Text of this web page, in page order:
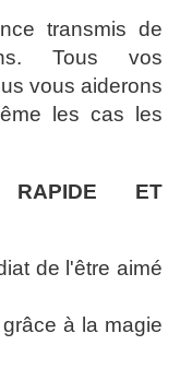
transmis de
Tous vos
vous aiderons
les cas les
RAPIDE ET
de l'être aimé
à la magie